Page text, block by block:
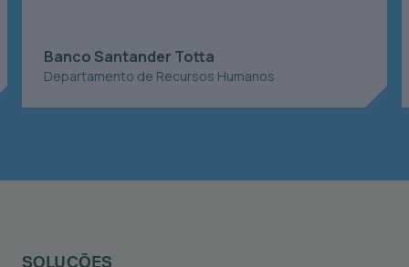
Banco Santander Totta
Departamento de Recursos Humanos
SOLUÇÕES